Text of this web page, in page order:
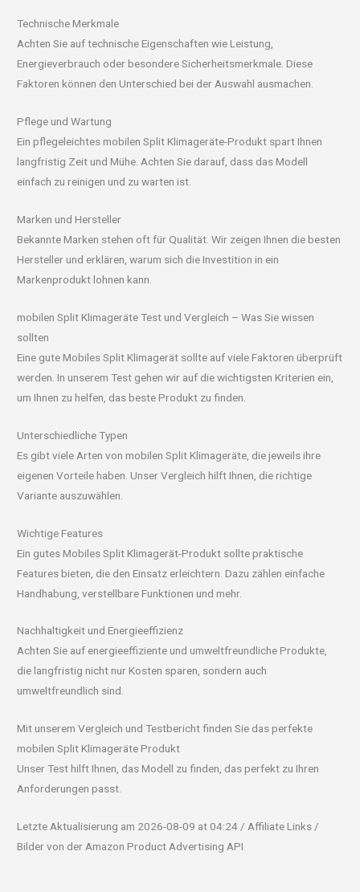
Technische Merkmale
Achten Sie auf technische Eigenschaften wie Leistung,
Energieverbrauch oder besondere Sicherheitsmerkmale. Diese
Faktoren können den Unterschied bei der Auswahl ausmachen.
Pflege und Wartung
Ein pflegeleichtes mobilen Split Klimageräte-Produkt spart Ihnen
langfristig Zeit und Mühe. Achten Sie darauf, dass das Modell
einfach zu reinigen und zu warten ist.
Marken und Hersteller
Bekannte Marken stehen oft für Qualität. Wir zeigen Ihnen die besten
Hersteller und erklären, warum sich die Investition in ein
Markenprodukt lohnen kann.
mobilen Split Klimageräte Test und Vergleich – Was Sie wissen
sollten
Eine gute Mobiles Split Klimagerät sollte auf viele Faktoren überprüft
werden. In unserem Test gehen wir auf die wichtigsten Kriterien ein,
um Ihnen zu helfen, das beste Produkt zu finden.
Unterschiedliche Typen
Es gibt viele Arten von mobilen Split Klimageräte, die jeweils ihre
eigenen Vorteile haben. Unser Vergleich hilft Ihnen, die richtige
Variante auszuwählen.
Wichtige Features
Ein gutes Mobiles Split Klimagerät-Produkt sollte praktische
Features bieten, die den Einsatz erleichtern. Dazu zählen einfache
Handhabung, verstellbare Funktionen und mehr.
Nachhaltigkeit und Energieeffizienz
Achten Sie auf energieeffiziente und umweltfreundliche Produkte,
die langfristig nicht nur Kosten sparen, sondern auch
umweltfreundlich sind.
Mit unserem Vergleich und Testbericht finden Sie das perfekte
mobilen Split Klimageräte Produkt
Unser Test hilft Ihnen, das Modell zu finden, das perfekt zu Ihren
Anforderungen passt.
Letzte Aktualisierung am 2026-08-09 at 04:24 / Affiliate Links /
Bilder von der Amazon Product Advertising API